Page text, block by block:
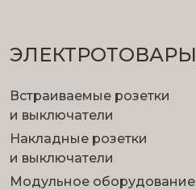
ЭЛЕКТРОТОВАРЫ
Встраиваемые розетки
и выключатели
Накладные розетки
и выключатели
Модульное оборудование